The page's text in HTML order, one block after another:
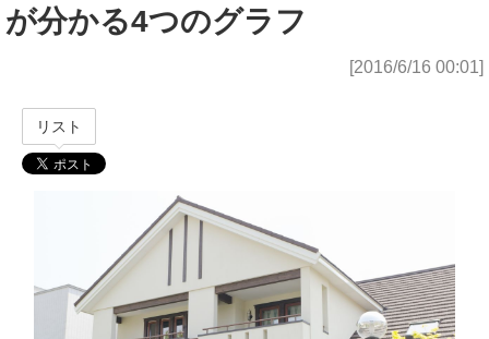
が分かる4つのグラフ
[2016/6/16 00:01]
リスト